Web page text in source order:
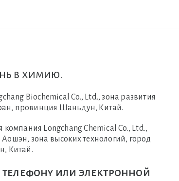
в химию.
Biochemical Co., Ltd., зона развития
провинция Шаньдун, Китай.
Longchang Chemical Co., Ltd.,
Аошэн, зона высоких технологий, город
Китай.
или электронной